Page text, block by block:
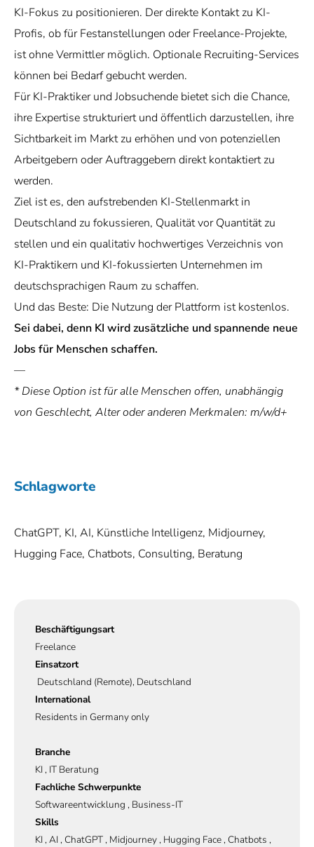
KI-Fokus zu positionieren. Der direkte Kontakt zu KI-
Profis, ob für Festanstellungen oder Freelance-Projekte,
ist ohne Vermittler möglich. Optionale Recruiting-Services
können bei Bedarf gebucht werden.
Für KI-Praktiker und Jobsuchende bietet sich die Chance,
ihre Expertise strukturiert und öffentlich darzustellen, ihre
Sichtbarkeit im Markt zu erhöhen und von potenziellen
Arbeitgebern oder Auftraggebern direkt kontaktiert zu
werden.
Ziel ist es, den aufstrebenden KI-Stellenmarkt in
Deutschland zu fokussieren, Qualität vor Quantität zu
stellen und ein qualitativ hochwertiges Verzeichnis von
KI-Praktikern und KI-fokussierten Unternehmen im
deutschsprachigen Raum zu schaffen.
Und das Beste: Die Nutzung der Plattform ist kostenlos.
Sei dabei, denn KI wird zusätzliche und spannende neue
Jobs für Menschen schaffen.
—
* Diese Option ist für alle Menschen offen, unabhängig
von Geschlecht, Alter oder anderen Merkmalen: m/w/d+
Schlagworte
ChatGPT, KI, AI, Künstliche Intelligenz, Midjourney,
Hugging Face, Chatbots, Consulting, Beratung
Beschäftigungsart
Freelance
Einsatzort
Deutschland (Remote), Deutschland
International
Residents in Germany only
Branche
KI , IT Beratung
Fachliche Schwerpunkte
Softwareentwicklung , Business-IT
Skills
KI , AI , ChatGPT , Midjourney , Hugging Face , Chatbots ,